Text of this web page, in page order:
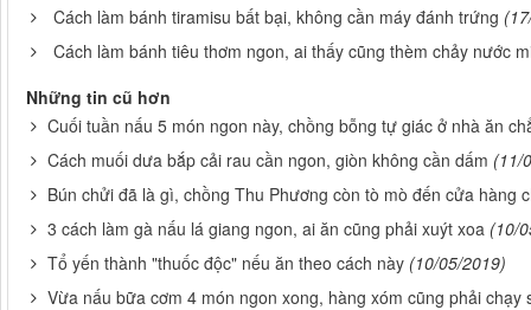
Cách làm bánh tiramisu bất bại, không cần máy đánh trứng
Cách làm bánh tiêu thơm ngon, ai thấy cũng thèm chảy nước
Những tin cũ hơn
Cuối tuần nấu 5 món ngon này, chồng bỗng tự giác ở nhà ăn
Cách muối dưa bắp cải rau cần ngon, giòn không cần dấm (11/
Bún chửi đã là gì, chồng Thu Phương còn tò mò đến cửa hàng
3 cách làm gà nấu lá giang ngon, ai ăn cũng phải xuýt xoa (10/
Tổ yến thành "thuốc độc" nếu ăn theo cách này (10/05/2019)
Vừa nấu bữa cơm 4 món ngon xong, hàng xóm cũng phải chạy